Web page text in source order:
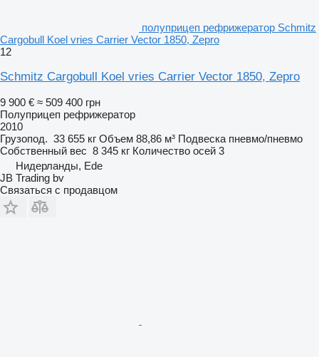
полуприцеп рефрижератор Schmitz
Cargobull Koel vries Carrier Vector 1850, Zepro
12
Schmitz Cargobull Koel vries Carrier Vector 1850, Zepro
9 900 € ≈ 509 400 грн
Полуприцеп рефрижератор
2010
Грузопод. 33 655 кг Объем 88,86 м³ Подвеска пневмо/пневмо
Собственный вес 8 345 кг Количество осей 3
Нидерланды, Ede
JB Trading bv
Связаться с продавцом